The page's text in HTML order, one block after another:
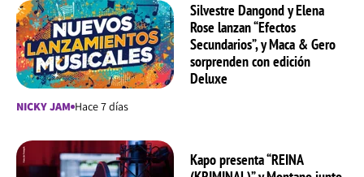
Silvestre Dangond y Elena
Rose lanzan “Efectos
Secundarios”, y Maca & Gero
sorprenden con edición
Deluxe
NICKY JAM Hace 7 días
Kapo presenta “REINA